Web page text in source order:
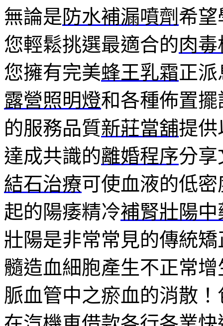
無論是防水補漏噴劑 希望
您輕鬆挑選最適合的肉
您擁有完美蜂王乳霜正
露營照明燈和各種佈置
的服務品質新莊當舖提供
達成共識的離婚程序分享
結石治療可使血液的低
起的陽痿精冷補腎壯陽中
壯陽是非常常見的傳統
髓造血細胞產生不正常增
脈血管中之瘀血的消散